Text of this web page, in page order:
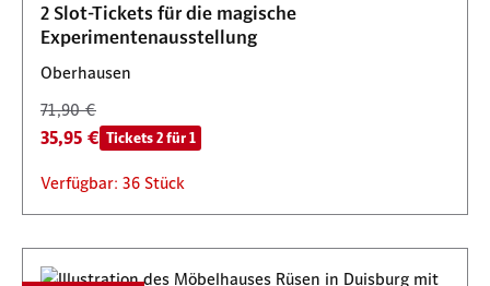
2 Slot-Tickets für die magische
Experimentenausstellung
Oberhausen
71,90 €
35,95 € Tickets 2 für 1
Verfügbar: 36 Stück